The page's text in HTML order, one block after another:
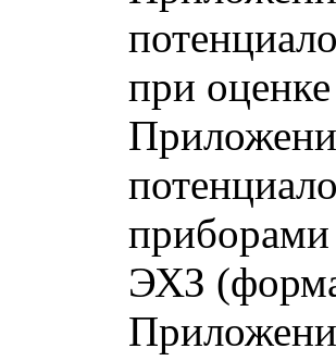
при
приборами
ЭХЗ